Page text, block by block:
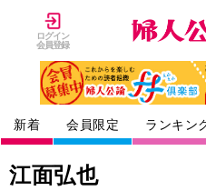
ログイン
会員登録
新着 会員限定 ランキン
江面弘也